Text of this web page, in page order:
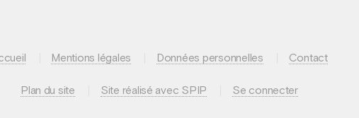
Mentions légales Données personnelles Contact
Plan du site Site réalisé avec SPIP Se connecter